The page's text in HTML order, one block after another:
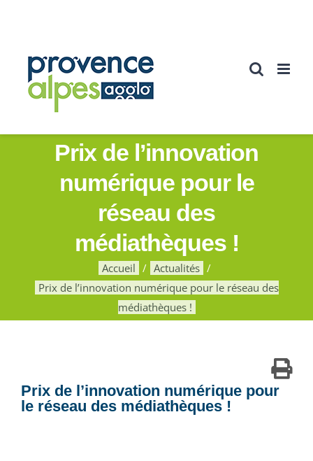
Prix de l’innovation
numérique pour le
réseau des
médiathèques !
Accueil
Actualités
Prix de l’innovation numérique pour le réseau des
médiathèques !
Prix de l’innovation numérique pour
le réseau des médiathèques !